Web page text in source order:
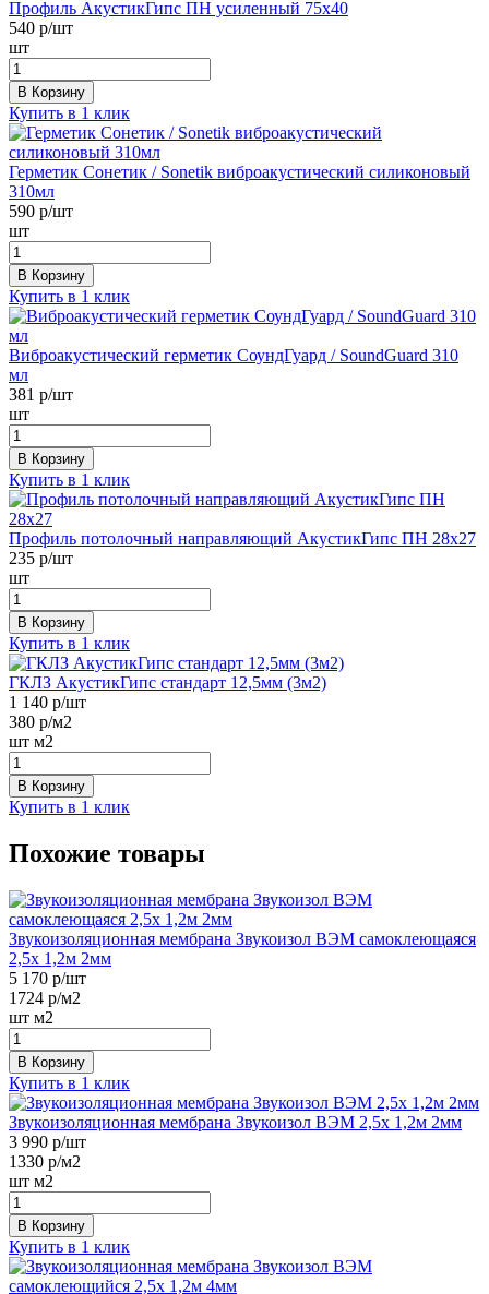
Профиль АкустикГипс ПН усиленный 75х40
540 р/шт
шт
В Корзину
Купить в 1 клик
Герметик Сонетик / Sonetik виброакустический силиконовый
310мл
590 р/шт
шт
В Корзину
Купить в 1 клик
Виброакустический герметик СоундГуард / SoundGuard 310
мл
381 р/шт
шт
В Корзину
Купить в 1 клик
Профиль потолочный направляющий АкустикГипс ПН 28х27
235 р/шт
шт
В Корзину
Купить в 1 клик
ГКЛЗ АкустикГипс стандарт 12,5мм (3м2)
1 140 р/шт
380 р/м2
шт м2
В Корзину
Купить в 1 клик
Похожие товары
Звукоизоляционная мембрана Звукоизол ВЭМ самоклеющаяся
2,5х 1,2м 2мм
5 170 р/шт
1724 р/м2
шт м2
В Корзину
Купить в 1 клик
Звукоизоляционная мембрана Звукоизол ВЭМ 2,5х 1,2м 2мм
3 990 р/шт
1330 р/м2
шт м2
В Корзину
Купить в 1 клик